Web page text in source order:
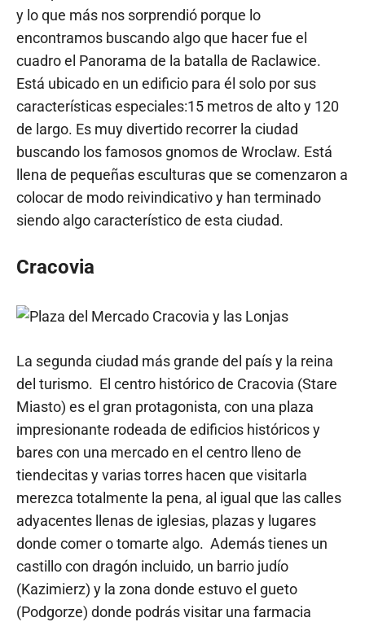
y lo que más nos sorprendió porque lo
encontramos buscando algo que hacer fue el
cuadro el Panorama de la batalla de Raclawice.
Está ubicado en un edificio para él solo por sus
características especiales:15 metros de alto y 120
de largo. Es muy divertido recorrer la ciudad
buscando los famosos gnomos de Wroclaw. Está
llena de pequeñas esculturas que se comenzaron a
colocar de modo reivindicativo y han terminado
siendo algo característico de esta ciudad.
Cracovia
La segunda ciudad más grande del país y la reina
del turismo. El centro histórico de Cracovia (Stare
Miasto) es el gran protagonista, con una plaza
impresionante rodeada de edificios históricos y
bares con una mercado en el centro lleno de
tiendecitas y varias torres hacen que visitarla
merezca totalmente la pena, al igual que las calles
adyacentes llenas de iglesias, plazas y lugares
donde comer o tomarte algo. Además tienes un
castillo con dragón incluido, un barrio judío
(Kazimierz) y la zona donde estuvo el gueto
(Podgorze) donde podrás visitar una farmacia